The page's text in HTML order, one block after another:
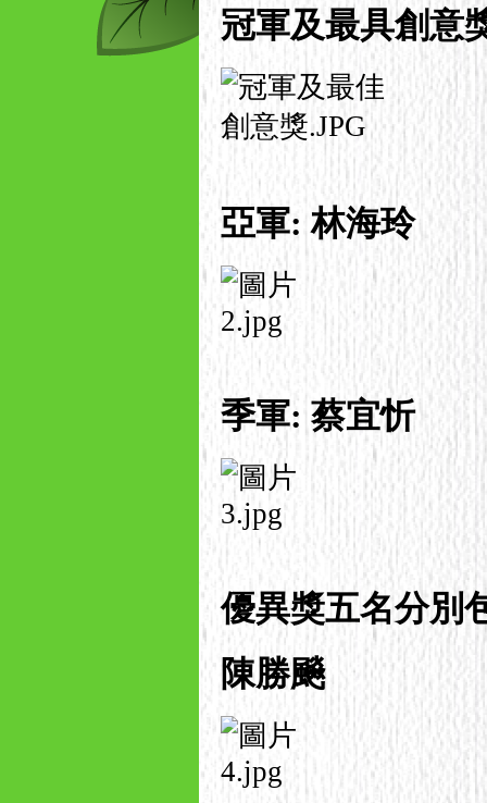
冠軍及最具創意
亞軍: 林海玲
季軍: 蔡宜忻
優異獎五名分別
陳勝飈